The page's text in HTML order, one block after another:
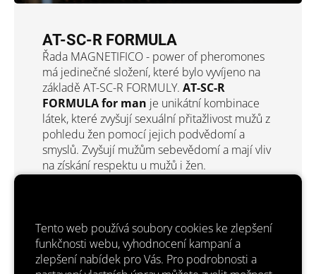
Tento web používá soubory cookies ke zlepšení
funkčnosti webu, vyhodnocení kampaní a
zlepšení nabídek pro Vás. Pro podrobnosti a
AT-SC-R FORMULA
Řada MAGNETIFICO - power of pheromones
má jedinečné složení, které bylo vyvíjeno na
základě AT-SC-R FORMULY. AT-SC-R
FORMULA for man je unikátní kombinace
látek, které zvyšují sexuální přitažlivost mužů z
pohledu žen pomocí jejich podvědomí a
smyslů. Zvyšují mužům sebevědomí a mají vliv
na získání respektu u mužů i žen.
výdrž je opravdu neuvěřitelná. Konkurence
často píše, že prodává parfémy s feromony
pro muže, ale často se jedná jen o toaletní